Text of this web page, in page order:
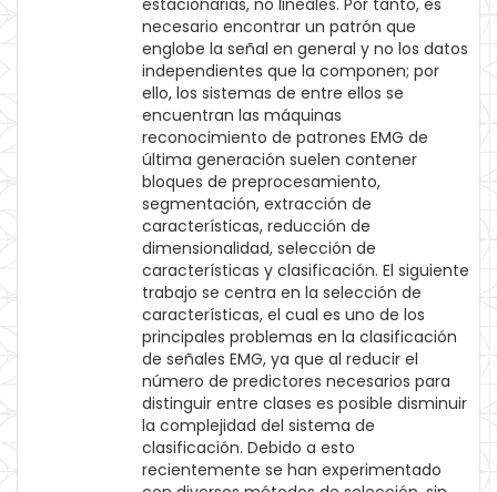
estacionarias, no lineales. Por tanto, es
necesario encontrar un patrón que
englobe la señal en general y no los datos
independientes que la componen; por
ello, los sistemas de entre ellos se
encuentran las máquinas
reconocimiento de patrones EMG de
última generación suelen contener
bloques de preprocesamiento,
segmentación, extracción de
características, reducción de
dimensionalidad, selección de
características y clasificación. El siguiente
trabajo se centra en la selección de
características, el cual es uno de los
principales problemas en la clasificación
de señales EMG, ya que al reducir el
número de predictores necesarios para
distinguir entre clases es posible disminuir
la complejidad del sistema de
clasificación. Debido a esto
recientemente se han experimentado